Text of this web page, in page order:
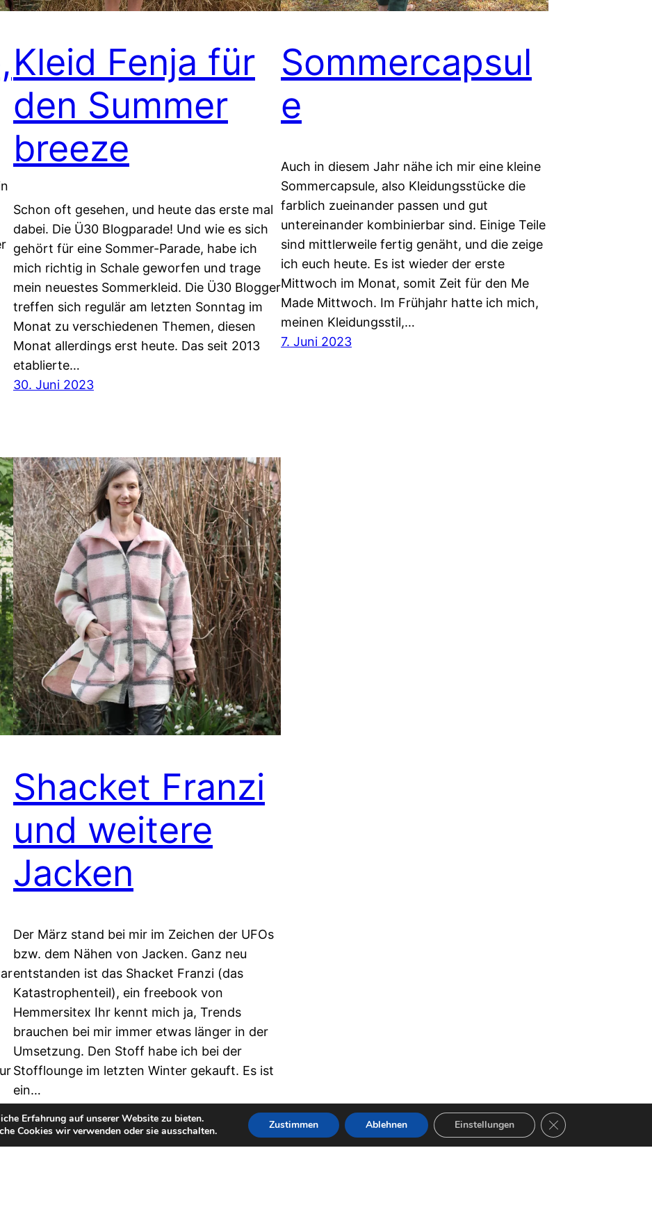
Kleid Fenja für
den Summer
breeze
Schon oft gesehen, und heute das erste mal
dabei. Die Ü30 Blogparade! Und wie es sich
gehört für eine Sommer-Parade, habe ich
mich richtig in Schale geworfen und trage
mein neuestes Sommerkleid. Die Ü30 Blogger
treffen sich regulär am letzten Sonntag im
Monat zu verschiedenen Themen, diesen
Monat allerdings erst heute. Das seit 2013
etablierte…
30. Juni 2023
Sommercapsul
e
Auch in diesem Jahr nähe ich mir eine kleine
Sommercapsule, also Kleidungsstücke die
farblich zueinander passen und gut
untereinander kombinierbar sind. Einige Teile
sind mittlerweile fertig genäht, und die zeige
ich euch heute. Es ist wieder der erste
Mittwoch im Monat, somit Zeit für den Me
Made Mittwoch. Im Frühjahr hatte ich mich,
meinen Kleidungsstil,…
7. Juni 2023
Shacket Franzi
und weitere
Jacken
Der März stand bei mir im Zeichen der UFOs
bzw. dem Nähen von Jacken. Ganz neu
entstanden ist das Shacket Franzi (das
Katastrophenteil), ein freebook von
Hemmersitex Ihr kennt mich ja, Trends
brauchen bei mir immer etwas länger in der
Umsetzung. Den Stoff habe ich bei der
Stofflounge im letzten Winter gekauft. Es ist
ein…
Erfahrung auf unserer Website zu bieten.
Cookies wir verwenden oder sie ausschalten. Zustimmen Ablehnen Einstellungen GDPR Cookie-Banner